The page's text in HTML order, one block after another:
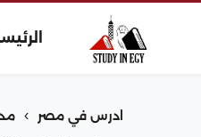
ادرس في مصر ›